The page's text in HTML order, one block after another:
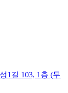
1길 103, 1층 (무